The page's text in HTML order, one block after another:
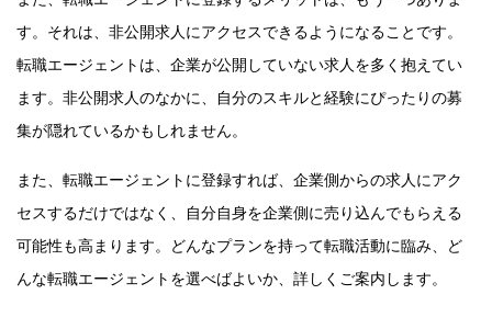
す。それは、非公開求人にアクセスできるようになることです。
転職エージェントは、企業が公開していない求人を多く抱えてい
ます。非公開求人のなかに、自分のスキルと経験にぴったりの募
集が隠れているかもしれません。
また、転職エージェントに登録すれば、企業側からの求人にアク
セスするだけではなく、自分自身を企業側に売り込んでもらえる
可能性も高まります。どんなプランを持って転職活動に臨み、ど
んな転職エージェントを選べばよいか、詳しくご案内します。